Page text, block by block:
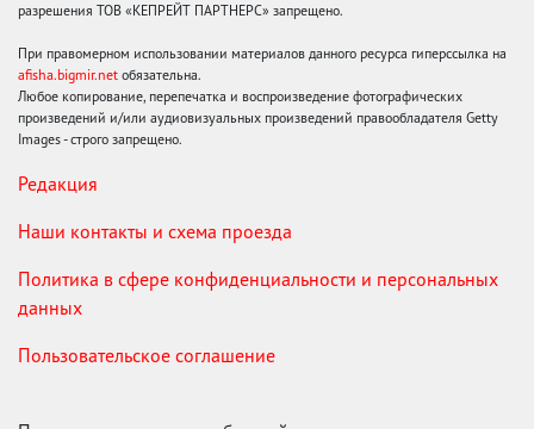
разрешения ТОВ «КЕПРЕЙТ ПАРТНЕРС» запрещено.
При правомерном использовании материалов данного ресурса гиперссылка на
afisha.bigmir.net обязательна.
Любое копирование, перепечатка и воспроизведение фотографических
произведений и/или аудиовизуальных произведений правообладателя Getty
Images - строго запрещено.
Редакция
Наши контакты и схема проезда
Политика в сфере конфиденциальности и персональных
данных
Пользовательское соглашение